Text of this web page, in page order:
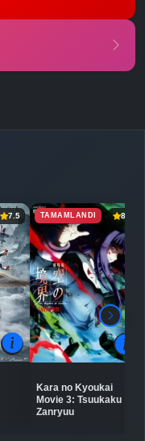
7.5 TAMAMLANDI 8.0
Kara no Kyoukai
Movie 3: Tsuukaku
Zanryuu